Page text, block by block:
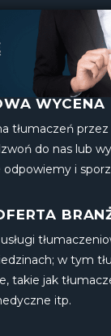
WYCENA
tłumaczeń
do nas lub
odpowiemy i
usługi
w tym
takie jak
itp.